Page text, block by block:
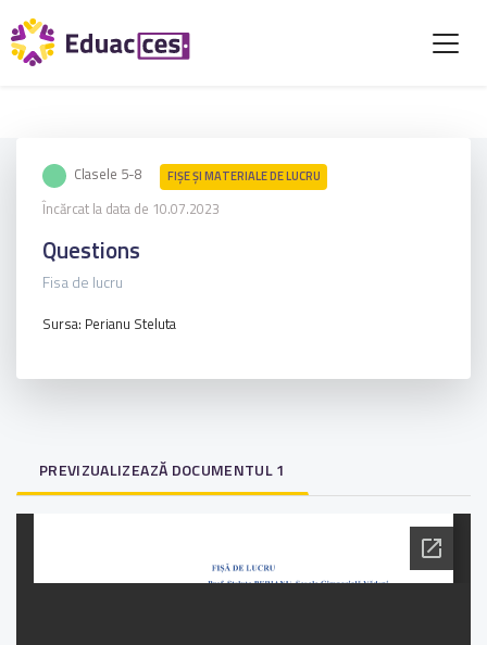
Clasele 5-8 FIŞE ŞI MATERIALE DE LUCRU
Încărcat la data de 10.07.2023
Questions
Fisa de lucru
Sursa: Perianu Steluta
PREVIZUALIZEAZĂ DOCUMENTUL 1